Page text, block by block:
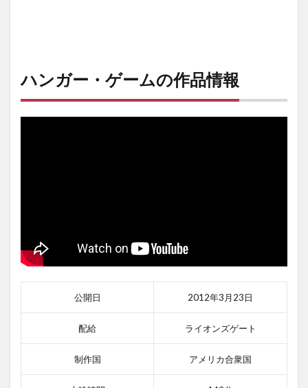
ハンガー・ゲームの作品情報
公開日 2012年3月23日
配給 ライオンズゲート
制作国 アメリカ合衆国